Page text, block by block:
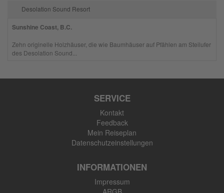
Desolation Sound Resort
Sunshine Coast, B.C.
Zehn originelle Holzhäuser, die wie Baumhäuser auf Pfählen am Steilufer
des Desolation Sound...
SERVICE
Kontakt
Feedback
Mein Reiseplan
Datenschutzeinstellungen
INFORMATIONEN
Impressum